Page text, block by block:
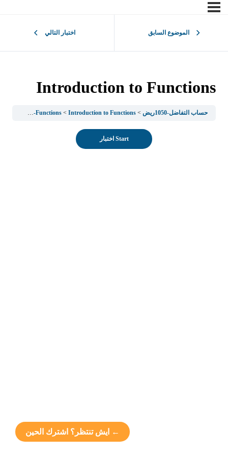
الموضوع السابق اختبار التالي
Introduction to Functions
حساب التفاضل-1050ريض Introduction to Functions and Some-Important-Functions Introduction to Functions
← ايش تنتظر؟ اشترك الحين